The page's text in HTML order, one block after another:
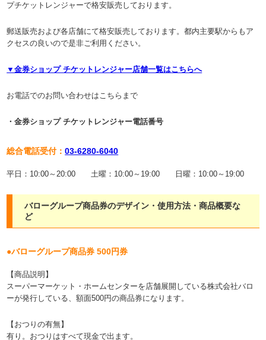
プチケットレンジャーで格安販売しております。
郵送販売および各店舗にて格安販売しております。都内主要駅からもア
クセスの良いので是非ご利用ください。
▼金券ショップ チケットレンジャー店舗一覧はこちらへ
お電話でのお問い合わせはこちらまで
・金券ショップ チケットレンジャー電話番号
総合電話受付：03-6280-6040
平日：10:00～20:00 土曜：10:00～19:00 日曜：10:00～19:00
バローグループ商品券のデザイン・使用方法・商品概要な
ど
●バローグループ商品券 500円券
【商品説明】
スーパーマーケット・ホームセンターを店舗展開している株式会社バロ
ーが発行している、額面500円の商品券になります。
【おつりの有無】
有り。おつりはすべて現金で出ます。